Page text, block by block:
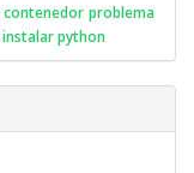
contenedor problema
instalar python